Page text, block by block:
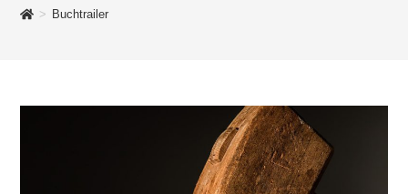
> Buchtrailer